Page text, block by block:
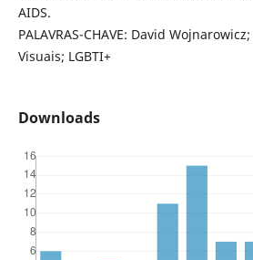
AIDS.
PALAVRAS-CHAVE: David
Visuais; LGBTI+
Downloads